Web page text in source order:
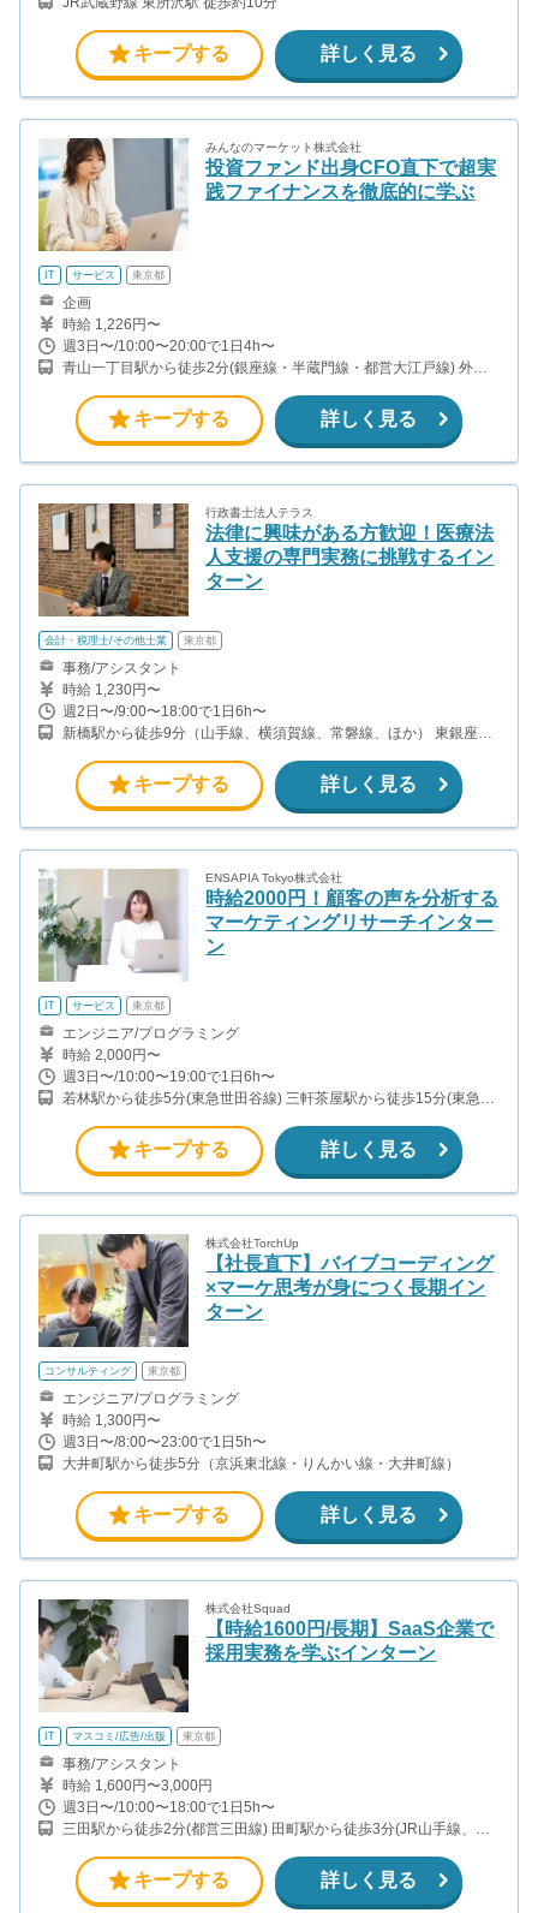
キープする 詳しく見る
みんなのマーケット株式会社
投資ファンド出身CFO直下で超実
践ファイナンスを徹底的に学ぶ
IT サービス 東京都
企画
時給 1,226円〜
週3日〜/10:00〜20:00で1日4h〜
青山一丁目駅から徒歩2分(銀座線・半蔵門線・都営大江戸線) 外苑
キープする 詳しく見る
行政書士法人テラス
法律に興味がある方歓迎！医療法
人支援の専門実務に挑戦するイン
ターン
会計・税理士/その他士業 東京都
事務/アシスタント
時給 1,230円〜
週2日〜/9:00〜18:00で1日6h〜
新橋駅から徒歩9分（山手線、横須賀線、常磐線、ほか） 東銀座駅
（都営大江戸線）
キープする 詳しく見る
ENSAPIA Tokyo株式会社
時給2000円！顧客の声を分析する
マーケティングリサーチインター
ン
IT サービス 東京都
エンジニア/プログラミング
時給 2,000円〜
週3日〜/10:00〜19:00で1日6h〜
若林駅から徒歩5分(東急世田谷線) 三軒茶屋駅から徒歩15分(東急田
キープする 詳しく見る
株式会社TorchUp
【社長直下】バイブコーディング
×マーケ思考が身につく長期イン
ターン
コンサルティング 東京都
エンジニア/プログラミング
時給 1,300円〜
週3日〜/8:00〜23:00で1日5h〜
大井町駅から徒歩5分（京浜東北線・りんかい線・大井町線）
キープする 詳しく見る
株式会社Squad
【時給1600円/長期】SaaS企業で
採用実務を学ぶインターン
IT マスコミ/広告/出版 東京都
事務/アシスタント
時給 1,600円〜3,000円
週3日〜/10:00〜18:00で1日5h〜
三田駅から徒歩2分(都営三田線) 田町駅から徒歩3分(JR山手線、京
キープする 詳しく見る